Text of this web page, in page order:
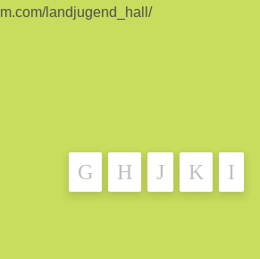
landjugend_hall/